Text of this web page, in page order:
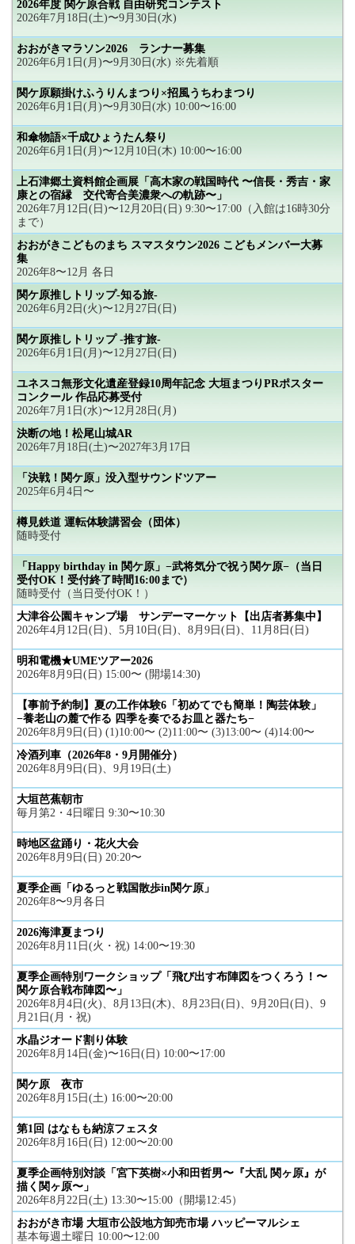
2026年度 関ケ原合戦 自由研究コンテスト
2026年7月18日(土)〜9月30日(水)
おおがきマラソン2026 ランナー募集
2026年6月1日(月)〜9月30日(水) ※先着順
関ケ原願掛けふうりんまつり×招風うちわまつり
2026年6月1日(月)〜9月30日(水) 10:00〜16:00
和傘物語×千成ひょうたん祭り
2026年6月1日(月)〜12月10日(木) 10:00〜16:00
上石津郷土資料館企画展「高木家の戦国時代 〜信長・秀吉・家
康との宿縁 交代寄合美濃衆への軌跡〜」
2026年7月12日(日)〜12月20日(日) 9:30〜17:00（入館は16時30分
まで）
おおがきこどものまち スマスタウン2026 こどもメンバー大募
集
2026年8〜12月 各日
関ケ原推しトリップ-知る旅-
2026年6月2日(火)〜12月27日(日)
関ケ原推しトリップ -推す旅-
2026年6月1日(月)〜12月27日(日)
ユネスコ無形文化遺産登録10周年記念 大垣まつりPRポスター
コンクール 作品応募受付
2026年7月1日(水)〜12月28日(月)
決断の地！松尾山城AR
2026年7月18日(土)〜2027年3月17日
「決戦！関ケ原」没入型サウンドツアー
2025年6月4日〜
樽見鉄道 運転体験講習会（団体）
随時受付
「Happy birthday in 関ケ原」−武将気分で祝う関ケ原−（当日
受付OK！受付終了時間16:00まで）
随時受付（当日受付OK！）
大津谷公園キャンプ場 サンデーマーケット【出店者募集中】
2026年4月12日(日)、5月10日(日)、8月9日(日)、11月8日(日)
明和電機★UMEツアー2026
2026年8月9日(日) 15:00〜 (開場14:30)
【事前予約制】夏の工作体験6「初めてでも簡単！陶芸体験」
−養老山の麓で作る 四季を奏でるお皿と器たち−
2026年8月9日(日) (1)10:00〜 (2)11:00〜 (3)13:00〜 (4)14:00〜
冷酒列車（2026年8・9月開催分）
2026年8月9日(日)、9月19日(土)
大垣芭蕉朝市
毎月第2・4日曜日 9:30〜10:30
時地区盆踊り・花火大会
2026年8月9日(日) 20:20〜
夏季企画「ゆるっと戦国散歩in関ケ原」
2026年8〜9月各日
2026海津夏まつり
2026年8月11日(火・祝) 14:00〜19:30
夏季企画特別ワークショップ「飛び出す布陣図をつくろう！〜
関ケ原合戦布陣図〜」
2026年8月4日(火)、8月13日(木)、8月23日(日)、9月20日(日)、9
月21日(月・祝)
水晶ジオード割り体験
2026年8月14日(金)〜16日(日) 10:00〜17:00
関ケ原 夜市
2026年8月15日(土) 16:00〜20:00
第1回 はなもも納涼フェスタ
2026年8月16日(日) 12:00〜20:00
夏季企画特別対談「宮下英樹×小和田哲男〜『大乱 関ヶ原』が
描く関ヶ原〜」
2026年8月22日(土) 13:30〜15:00（開場12:45）
おおがき市場 大垣市公設地方卸売市場 ハッピーマルシェ
基本毎週土曜日 10:00〜12:00